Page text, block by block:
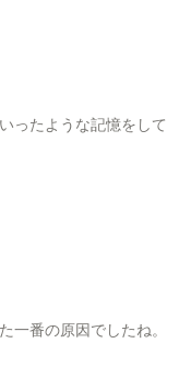
ったような記憶をして
一番の原因でしたね。